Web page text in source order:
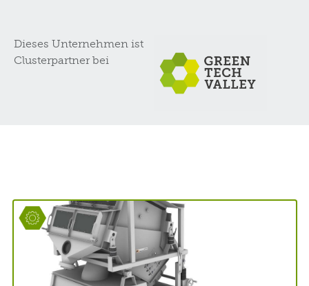
Dieses Unternehmen ist
Clusterpartner bei